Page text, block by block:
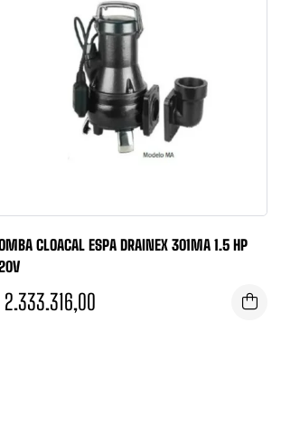
CLOACAL ESPA DRAINEX 301MA 1.5 HP
2.333.316,00